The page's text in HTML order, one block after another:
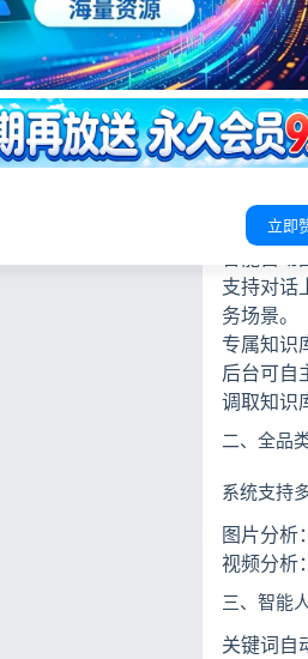
源码简
本套微信
体交互，
景，部署
一、智能
支持对话
务场景。
专属知识
后台可自
调取知识
二、全品
系统支持
图片分析
视频分析
三、智能
关键词自
立即